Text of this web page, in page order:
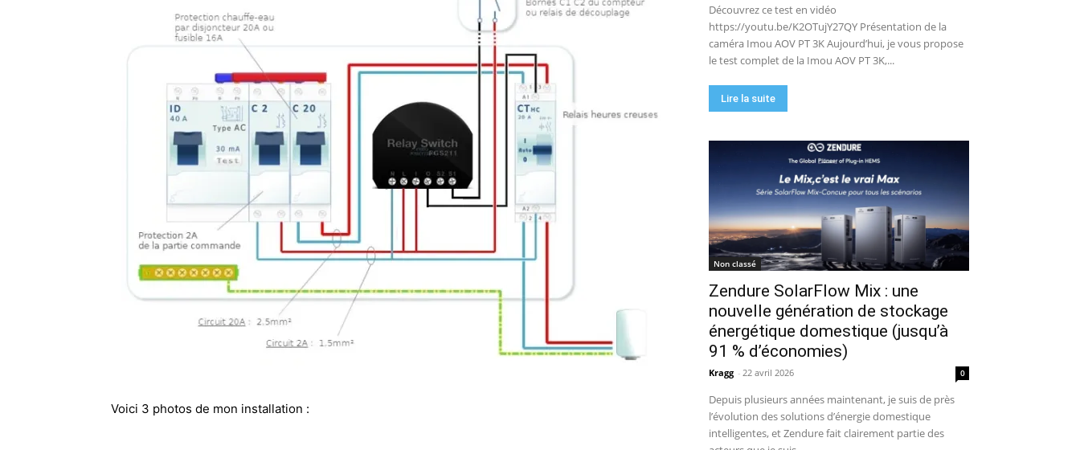
Voici 3 photos de mon installation :
Découvrez ce test en vidéo
https://youtu.be/K2OTujY27QY Présentation de la
caméra Imou AOV PT 3K Aujourd’hui, je vous propose
le test complet de la Imou AOV PT 3K,...
Lire la suite
Non classé
Zendure SolarFlow Mix : une
nouvelle génération de stockage
énergétique domestique (jusqu’à
91 % d’économies)
Kragg - 22 avril 2026 0
Depuis plusieurs années maintenant, je suis de près
l’évolution des solutions d’énergie domestique
intelligentes, et Zendure fait clairement partie des